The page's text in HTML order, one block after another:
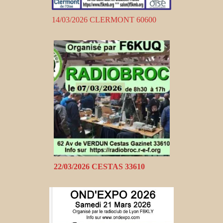
14/03/2026 CLERMONT 60600
22/03/2026 CESTAS 33610